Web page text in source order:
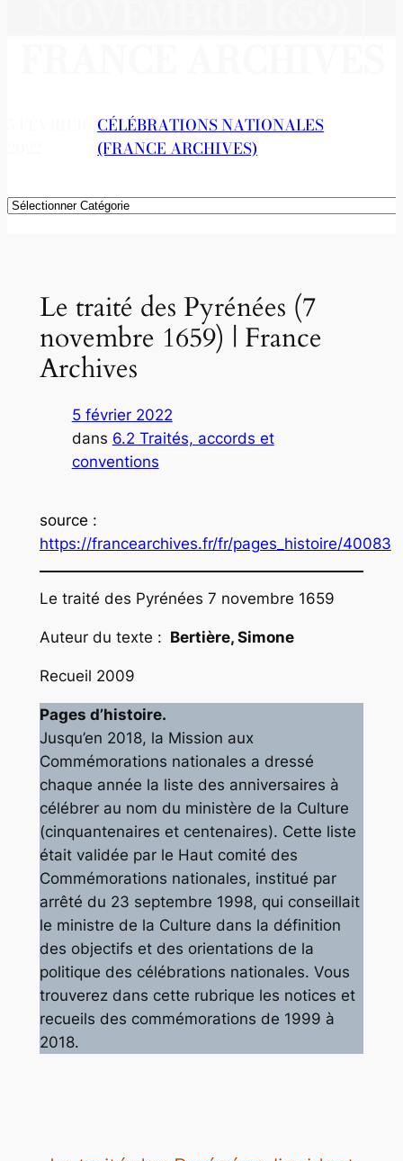
CÉLÉBRATIONS NATIONALES
(FRANCE ARCHIVES)
Catégories
Le traité des Pyrénées (7
novembre 1659) | France
Archives
5 février 2022
dans 6.2 Traités, accords et
conventions
source :
https://francearchives.fr/fr/pages_histoire/40083
Le traité des Pyrénées 7 novembre 1659
Auteur du texte : Bertière, Simone
Recueil 2009
Pages d’histoire.
Jusqu’en 2018, la Mission aux
Commémorations nationales a dressé
chaque année la liste des anniversaires à
célébrer au nom du ministère de la Culture
(cinquantenaires et centenaires). Cette liste
était validée par le Haut comité des
Commémorations nationales, institué par
arrêté du 23 septembre 1998, qui conseillait
le ministre de la Culture dans la définition
des objectifs et des orientations de la
politique des célébrations nationales. Vous
trouverez dans cette rubrique les notices et
recueils des commémorations de 1999 à
2018.